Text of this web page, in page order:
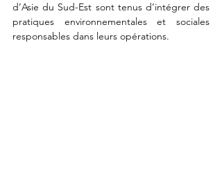
d’Asie du Sud-Est sont tenus d’intégrer des
pratiques environnementales et sociales
responsables dans leurs opérations.